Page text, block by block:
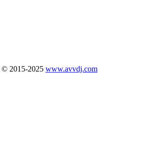
© 2015-2025 www.avvdj.com